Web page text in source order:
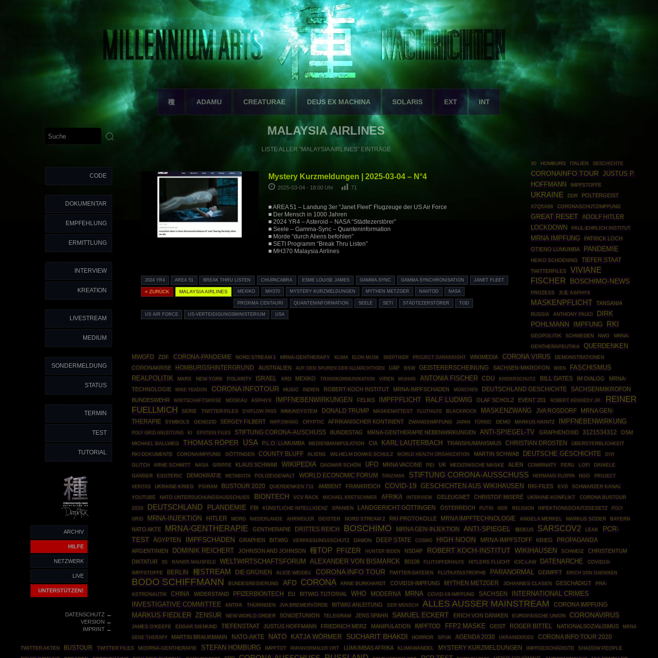
種 ADAMU CREATURAE DEUS EX MACHINA SOLARIS EXT INT
CODE
DOKUMENTAR
EMPFEHLUNG
ERMITTLUNG
INTERVIEW
KREATION
LIVESTREAM
MEDIUM
SONDERMELDUNG
STATUS
TERMIN
TEST
TUTORIAL
ARCHIV
HILFE
NETZWERK
LIVE
UNTERSTÜTZEN!
DATENSCHUTZ←
VERSION ←
IMPRINT←
MALAYSIA AIRLINES
LISTE ALLER "MALAYSIA AIRLINES" EINTRÄGE
Mystery Kurzmeldungen | 2025-03-04 – N°4
2025-03-04 - 18:00 Uhr 71
■ AREA 51 – Landung 3er “Janet Fleet” Flugzeuge der US Air Force
■ Der Mensch in 1000 Jahren
■ 2024 YR4 – Asteroid – NASA “Städtezerstörer”
■ Seele – Gamma-Sync – Quanteninformation
■ Morde “durch Aliens befohlen”
■ SETI Programm “Break Thru Listen”
■ MH370 Malaysia Airlines
2024 YR4 AREA 51 BREAK THRU LISTEN CHUPACABRA ESME LOUISE JAMES GAMMA-SYNC GAMMA-SYNCHRONISATION JANET FLEET
« ZURÜCK MALAYSIA AIRLINES MEXIKO MH370 MYSTERY KURZMELDUNGEN MYTHEN METZGER NAHTOD NASA
PROXIMA CENTAURI QUANTENINFORMATION SEELE SETI STÄDTEZERSTÖRER TOD
US AIR FORCE US-VERTEIDIGUNGSMINISTERIUM USA
3G HOMBURG ITALIEN GESCHICHTE
CORONAINFO TOUR
JUSTUS P.
HOFFMANN
IMPFSTOFFE
UKRAINE DDR POLTERGEIST
X7Q5A96 CORONASCHUTZIMPFUNG
GREAT RESET
ADOLF HITLER
LOCKDOWN
PAUL-EHRLICH INSTITUT
MRNA IMPFUNG
PATRICK LOCH
OTIENO LUMUMBA
PANDEMIE
HEIKO SCHOENING TIEFER STAAT
TWITTERFILES
VIVIANE
FISCHER
BOSCHIMO-NEWS
PROZESS 大名 ASPHYX
MASKENPFLICHT TANSANIA
RUSSIA ANTHONY FAUCI
DIRK
POHLMANN
IMPFUNG RKI
GEOPOLITIK SCHWEDEN NWO
MRNA-
GENTHERAPEUTIKA
QUERDENKEN
MWGFD
ZDF CORONA-PANDEMIE NORD STREAM 1 MRNA-GENTHERAPY KLIMA ELON MUSK SKEPTIKER PROJECT DARKKNIGHT WIKIMEDIA CORONA VIRUS DEMONSTRATIONEN
CORONAKRISE HOMBURGSHINTERGRUND AUSTRALIEN AUF DEN SPUREN DER ALLMÄCHTIGEN UAP BSW GEISTERERSCHEINUNG SACHSEN-MIKROFON WIEN FASCHISMUS
REALPOLITIK MARS NEW YORK POLARITY ISRAEL ARD MEXIKO TRANSKOMMUNIKATION VIREN WUHAN ANTONIA FISCHER CDU KINDERSCHUTZ BILL GATES IM DIALOG
MRNA-
TECHNOLOGIE
MIKE YEADON CORONA INFOTOUR MUSIC INDIEN ROBERT-KOCH INSTITUT MRNA-IMPFSCHADEN MÜNCHEN DEUTSCHLAND GESCHICHTE SACHSENMIKROFON
BUNDESWEHR WIRTSCHAFTSKRISE MOSKAU ASPHYX IMPFNEBENWIRKUNGEN FELIKS IMPFPFLICHT RALF LUDWIG OLAF SCHOLZ EVENT 201 ROBERT KENNEDY JR.
REINER
FUELLMICH
SERIE TWITTER-FILES DYATLOW PASS IMMUNSYSTEM DONALD TRUMP MASKENATTEST FLUTHILFE BLACKROCK MASKENZWANG JVA ROSDORF
MRNA GEN-
THERAPIE
SYMBOLS GENOZID SERGEY FILBERT IMPFZWANG CRYPTIC AFRIKANISCHER KONTINENT ZWANGSIMPFUNG JAPAN TÜRKEI DEMO MARKUS HAINTZ IMPFNEBENWIRKUNG
POLY GRID ANLEITUNG KI EPSTEIN FILES STIFTUNG CORONA-AUSCHUSS BUNDESTAG MRNA-GENTHERAPIE NEBENWIRKUNGEN ANTI-SPIEGEL-TV GRAPHENOXID 3121534312 OSM
MICHAEL BALLWEG THOMAS RÖPER USA P.L.O. LUMUMBA MEDIENMANIPULATION CIA KARL LAUTERBACH TRANSHUMANISMUS CHRISTIAN DROSTEN
ÜBERSTERBLICHKEIT
RKI-DOKUMENTE
CORONAIMPFUNG GÖTTINGEN COUNTY BLUFF ALIENS WILHELM DOMKE-SCHULZ WORLD HEALTH ORGANIZATION MARTIN SCHWAB DEUTSCHE GESCHICHTE DIVI
GLITCH ARNE SCHMITT NASA GRIPPE KLAUS SCHWAB WIKIPEDIA DAGMAR SCHÖN UFO MRNA VACCINE PEI UK MEDIZINISCHE MASKE ALIEN COMIRNATY PERU LOFI
DANIELE
GANSER
ESOTERIC DEMOKRATIE METABIOTA POLIZEIGEWALT WORLD ECONOMIC FORUM TANZANIA STIFTUNG CORONA-AUSSCHUSS HERMANN PLOPPA NGO PROJECT
VERITAS UKRAINE-KRIEG PSIRAM BUSTOUR 2020 QUERDENKEN 711 AMBIENT FRANKREICH COVID-19 GESCHICHTEN AUS WIKIHAUSEN RKI-FILES EVD
SCHWARZER KANAL
YOUTUBE
NATO UNTERSUCHUNGSAUSSCHUSS BIONTECH VCV RACK MICHAEL KRETSCHMER AFRIKA INTERVIEW GELEUGNET CHRISTOF MISERÉ UKRAINE-KONFLIKT
CORONA BUSTOUR
2020
DEUTSCHLAND PLANDEMIE FBI KÜNSTLICHE INTELLIGENZ SPANIEN LANDGERICHT GÖTTINGEN ÖSTERREICH PUTIN NDR RELIGION INFEKTIONSSCHUTZGESETZ
POLY
GRID
MRNA-INJEKTION HITLER MORD NIEDERLANDE AHRWEILER GEISTER NORD STREAM 2 RKI-PROTOKOLLE MRNA IMPFTECHNOLOGIE ANGELA MERKEL MARKUS SÖDER BAYERN
NATO AKTE MRNA-GENTHERAPIE GENTHERAPIE DRITTES REICH BOSCHIMO MRNA GEN-INJEKTION ANTI-SPIEGEL 種DEUS SARSCOV2 LEAK
PCR-
TEST
ÄGYPTEN IMPFSCHADEN GRAPHEN BITWIG VERFASSUNGSSCHUTZ DÄMON DEEP STATE COSMO HIGH NOON MRNA-IMPFSTOFF KRIEG PROPAGANDA
ARGENTINIEN DOMINIK REICHERT JOHNSON AND JOHNSON 種TOP PFIZER HUNTER BIDEN NSDAP ROBERT KOCH-INSTITUT WIKIHAUSEN SCHWEIZ
CHRISTENTUM
DIKTATUR
2G RAINER MAUSFELD WELTWIRTSCHAFTSFORUM ALEXANDER VON BISMARCK B0108 FLUTOPFERHILFE HITLERS FLUCHT ICIC.LAW DATENARCHE
COVID19-
IMPFSTOFFE
BERLIN 種STREAM DIE GRÜNEN ALICE WEIDEL CORONA INFO TOUR TWITTER-DATEIEN FLUTKATASTROPHE PARANORMAL GEIMPFT ERICH VON DAENIKEN
BODO SCHIFFMANN BUNDESREGIERUNG AFD CORONA ARNE BURKHARDT COVID19-IMPFUNG MYTHEN METZGER JOHANNES CLASEN GESCHÄDIGT
PRÄ-
ASTRONAUTIK
CHINA WIDERSTAND PFIZERBIONTECH EU BITWIG TUTORIAL WHO MODERNA MRNA COVID-19-IMPFUNG SACHSEN
INTERNATIONAL CRIMES
INVESTIGATIVE COMMITTEE
ANTIFA THÜRINGEN JVA BREMERVÖRDE BITWIG ANLEITUNG DER MENSCH ALLES AUSSER MAINSTREAM CORONA IMPFUNG
MARKUS FIEDLER ZENSUR NEW WORLD ORDER SOWJETUNION TELEGRAM JENS SPAHN SAMUEL ECKERT ERICH VON DÄNIKEN EUROPÄISCHE UNION CORONAVIRUS
JAMES O'KEEFE EDGAR SIEMUND TIEFENSTAAT JUSTUS HOFFMANN FRIEDRICH MERZ MANIPULATION IMPFTOD FFP2 MASKE GEIST ROGER BITTEL NATIONALSOZIALISMUS
MRNA
GENE THERAPY
MARTIN BRAUKMANN NATO-AKTE NATO KATJA WÖRMER SUCHARIT BHAKDI HORROR SPUK AGENDA 2030 UKRAINEKRIEG CORONA INFO TOUR 2020
TWITTER AKTEN BUSTOUR TWITTER FILES MODRNA-GENTHERAPIE STEFAN HOMBURG IMPFTOT PARANORMALER ORT LUMUMBAS AFRIKA KLIMAWANDEL MYSTERY KURZMELDUNGEN IMPFGESCHÄDIGTE
SHADOW PEOPLE